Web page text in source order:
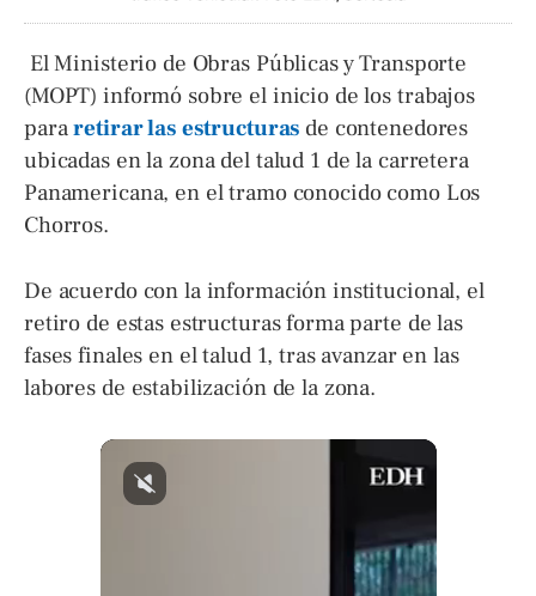
El Ministerio de Obras Públicas y Transporte
(MOPT) informó sobre el inicio de los trabajos
pararetirar las estructuras de contenedores
ubicadas en la zona del talud 1 de la carretera
Panamericana, en el tramo conocido como Los
Chorros.
De acuerdo con la información institucional, el
retiro de estas estructuras forma parte de las
fases finales en el talud 1, tras avanzar en las
labores de estabilización de la zona.